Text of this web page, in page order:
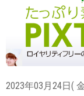
2023年03月24日(